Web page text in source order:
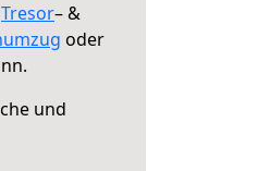
Tresor– &
oder
und